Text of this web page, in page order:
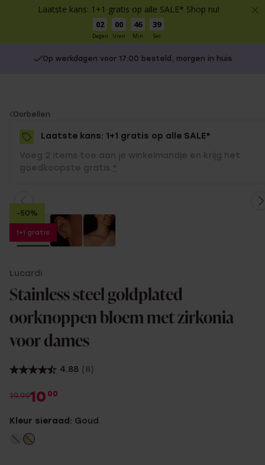
Laatste kans: 1+1 gratis op alle SALE* Shop nu!
02
Dagen
00
Uren
46
Min
38
Sec
Op werkdagen voor 17:00 besteld, morgen in huis
You
are
here:
Oorbellen
Laatste kans: 1+1 gratis op alle SALE*
Voeg 2 items toe aan je winkelmandje en krijg het
goedkoopste gratis. *
-50%
1+1 gratis
Lucardi
Stainless steel goldplated
oorknoppen bloem met zirkonia
voor dames
4.88 (8)
19.9910 00
Kleur sieraad: Goud